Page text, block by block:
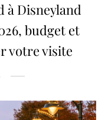
à Disneyland
budget et
votre visite